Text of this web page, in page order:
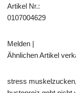
Artikel Nr.:
0107004629
Melden |
Ähnlichen Artikel
stress